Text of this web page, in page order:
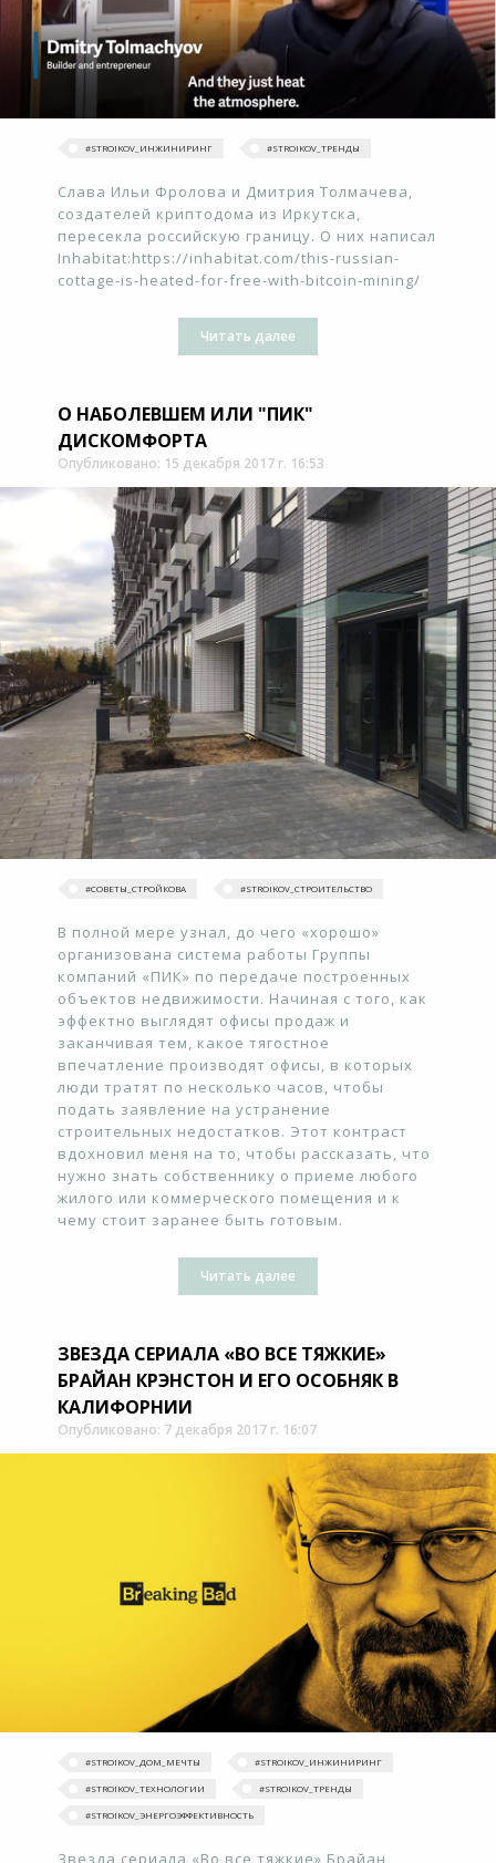
#STROIKOV_ИНЖИНИРИНГ #‎STROIKOV_ТРЕНДЫ‬
Слава Ильи Фролова и Дмитрия Толмачева,
создателей криптодома из Иркутска,
пересекла российскую границу. О них написал
Inhabitat:https://inhabitat.com/this-russian-
cottage-is-heated-for-free-with-bitcoin-mining/
Читать далее
О НАБОЛЕВШЕМ ИЛИ "ПИК"
ДИСКОМФОРТА
Опубликовано: 15 декабря 2017 г. 16:53
#‎СОВЕТЫ_СТРОЙКОВА #STROIKOV_СТРОИТЕЛЬСТВО
В полной мере узнал, до чего «хорошо»
организована система работы Группы
компаний «ПИК» по передаче построенных
объектов недвижимости. Начиная с того, как
эффектно выглядят офисы продаж и
заканчивая тем, какое тягостное
впечатление производят офисы, в которых
люди тратят по несколько часов, чтобы
подать заявление на устранение
строительных недостатков. Этот контраст
вдохновил меня на то, чтобы рассказать, что
нужно знать собственнику о приеме любого
жилого или коммерческого помещения и к
чему стоит заранее быть готовым.
Читать далее
ЗВЕЗДА СЕРИАЛА «ВО ВСЕ ТЯЖКИЕ»
БРАЙАН КРЭНСТОН И ЕГО ОСОБНЯК В
КАЛИФОРНИИ
Опубликовано: 7 декабря 2017 г. 16:07
#‎STROIKOV_ДОМ_МЕЧТЫ‬ #STROIKOV_ИНЖИНИРИНГ
#STROIKOV_ТЕХНОЛОГИИ #‎STROIKOV_ТРЕНДЫ‬
#STROIKOV_ЭНЕРГОЭФФЕКТИВНОСТЬ
Звезда сериала «Во все тяжкие» Брайан